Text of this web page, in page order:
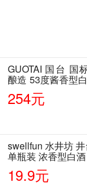
GUOTAI 国台 国
酿造 53度酱香型
单瓶装
254元
swellfun 水井坊
单瓶装 浓香型白酒
19.9元